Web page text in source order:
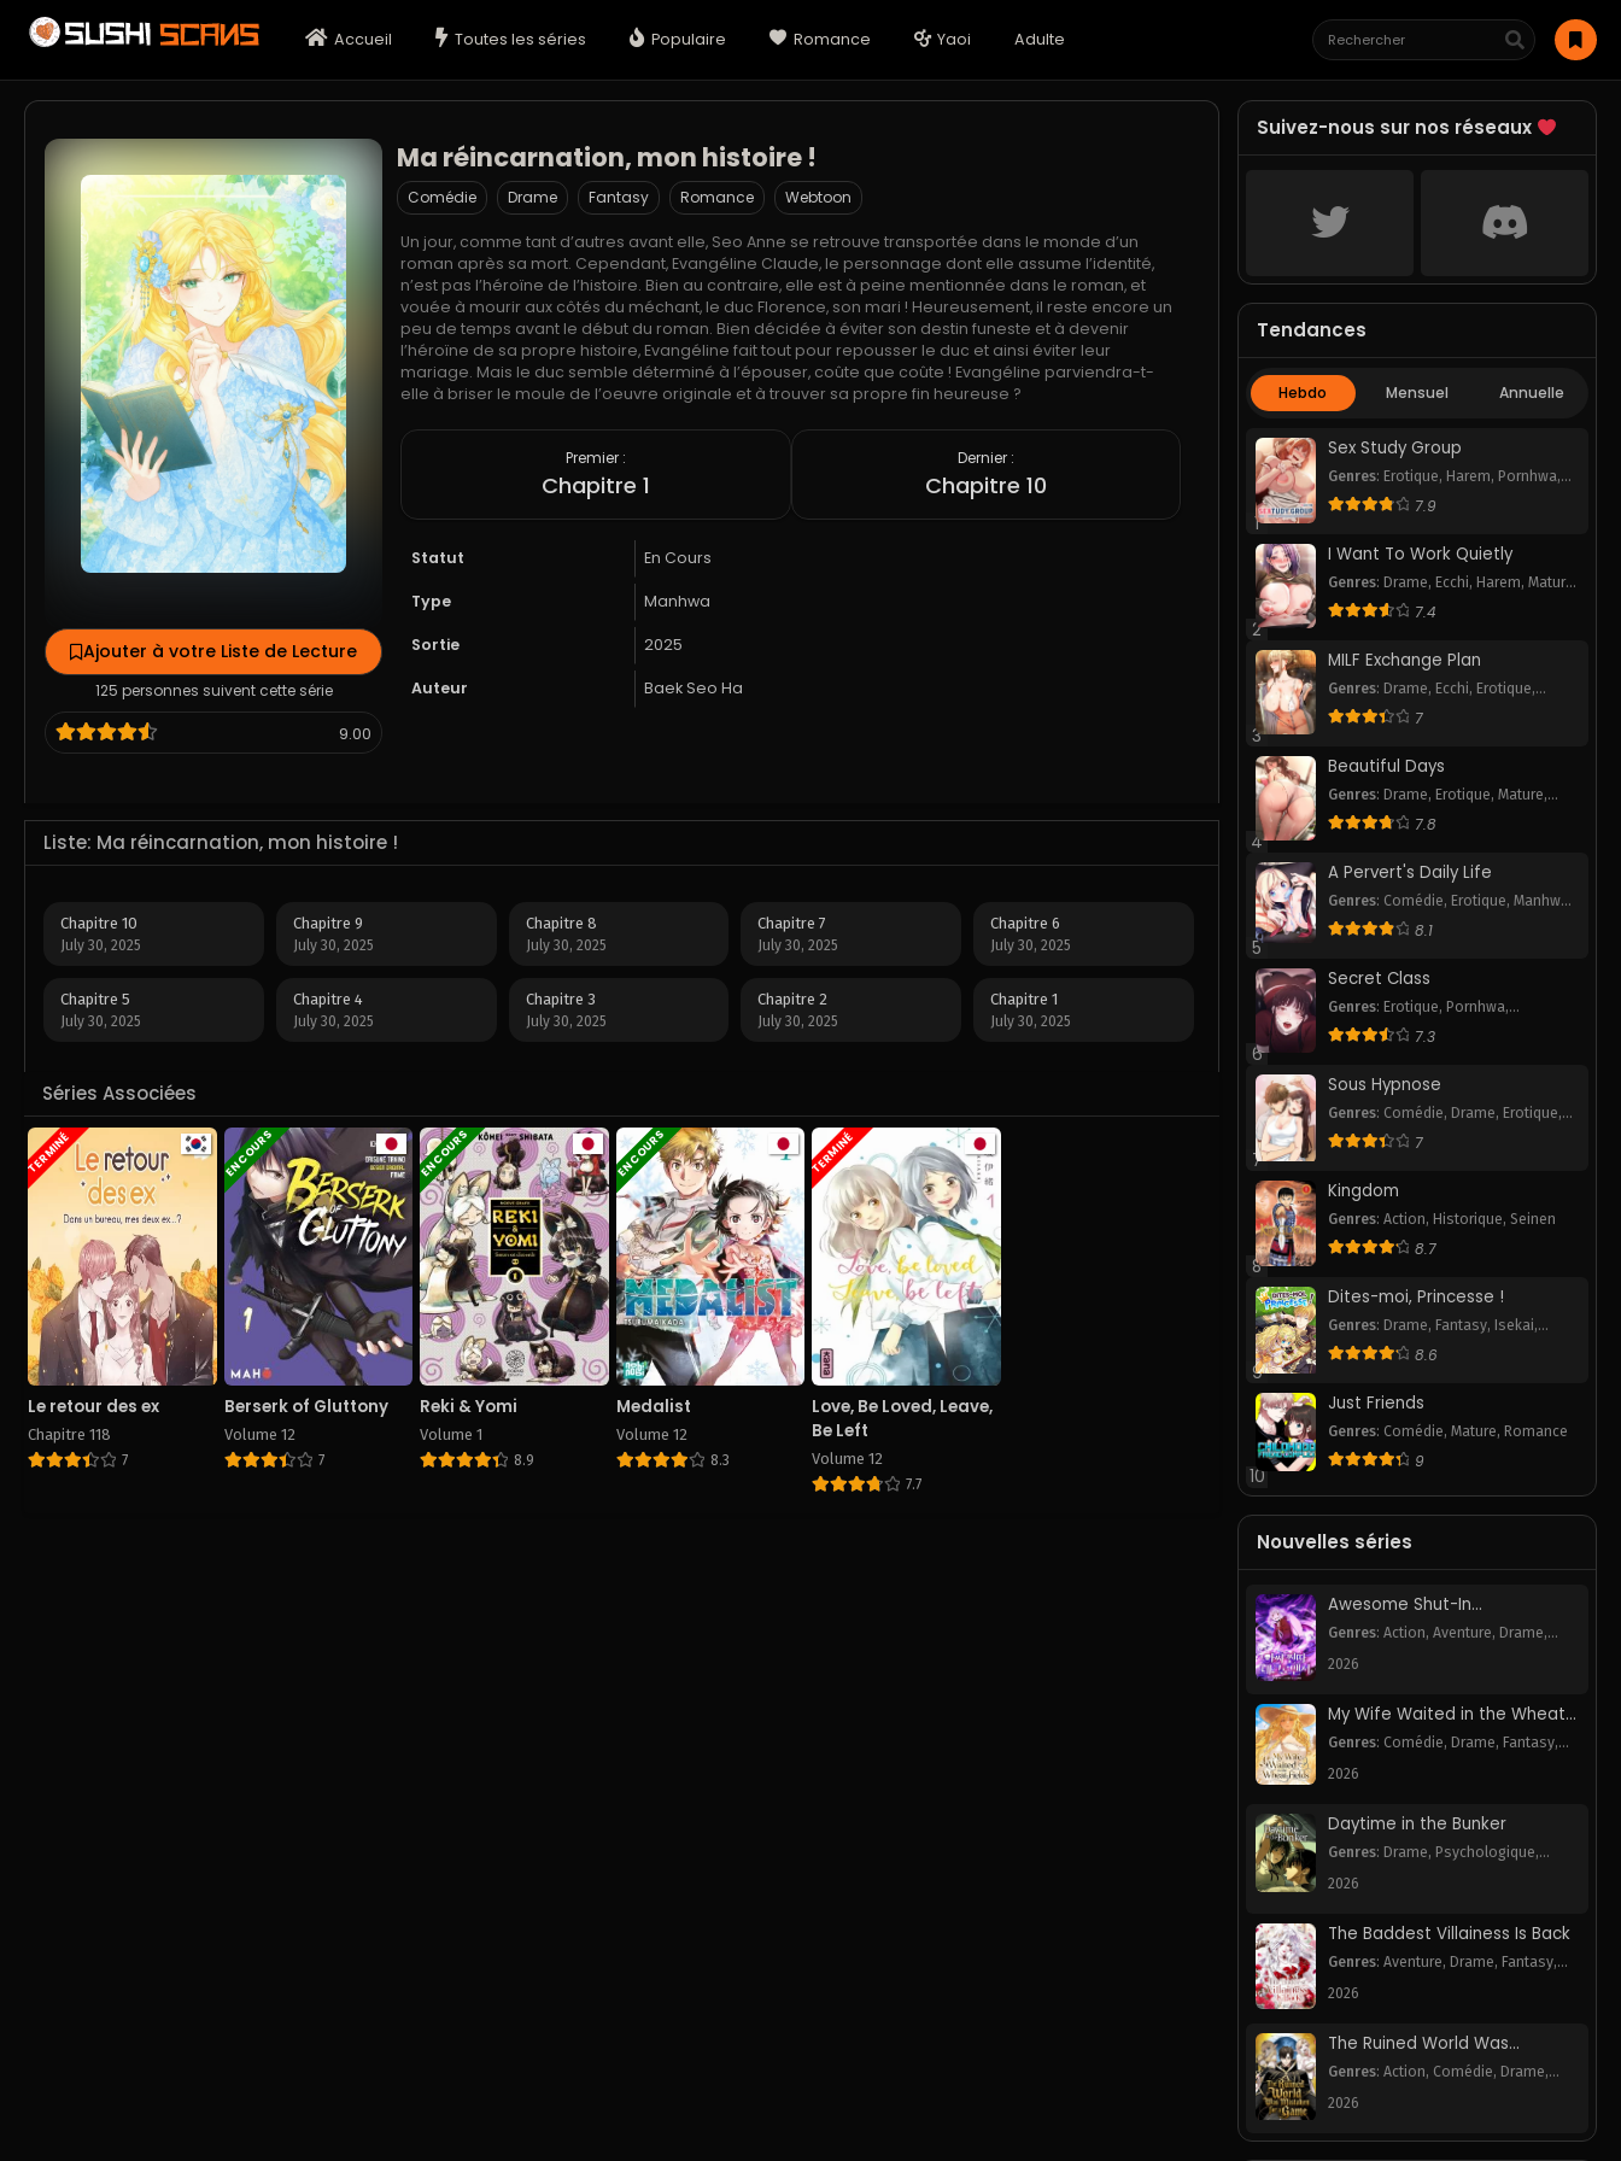
Accueil Toutes les séries Populaire Romance Yaoi Adulte
Ajouter à votre Liste de Lecture
125 personnes suivent cette série
9.00
Ma réincarnation, mon histoire !
Comédie Drame Fantasy Romance Webtoon
Un jour, comme tant d’autres avant elle, Seo Anne se retrouve transportée dans le monde d’un
roman après sa mort. Cependant, Evangéline Claude, le personnage dont elle assume l’identité,
n’est pas l’héroïne de l’histoire. Bien au contraire, elle est à peine mentionnée dans le roman, et
vouée à mourir aux côtés du méchant, le duc Florence, son mari ! Heureusement, il reste encore un
peu de temps avant le début du roman. Bien décidée à éviter son destin funeste et à devenir
l’héroïne de sa propre histoire, Evangéline fait tout pour repousser le duc et ainsi éviter leur
mariage. Mais le duc semble déterminé à l’épouser, coûte que coûte ! Evangéline parviendra-t-
elle à briser le moule de l’oeuvre originale et à trouver sa propre fin heureuse ?
Premier :
Chapitre 1
Dernier :
Chapitre 10
Statut En Cours
Type Manhwa
Sortie 2025
Auteur Baek Seo Ha
Liste: Ma réincarnation, mon histoire !
Chapitre 10
July 30, 2025
Chapitre 9
July 30, 2025
Chapitre 8
July 30, 2025
Chapitre 7
July 30, 2025
Chapitre 6
July 30, 2025
Chapitre 5
July 30, 2025
Chapitre 4
July 30, 2025
Chapitre 3
July 30, 2025
Chapitre 2
July 30, 2025
Chapitre 1
July 30, 2025
Séries Associées
TERMINÉ
Le retour des ex
Chapitre 118
7
EN COURS
Berserk of Gluttony
Volume 12
7
EN COURS
Reki & Yomi
Volume 1
8.9
EN COURS
Medalist
Volume 12
8.3
TERMINÉ
Love, Be Loved, Leave,
Be Left
Volume 12
7.7
Suivez-nous sur nos réseaux
Tendances
Hebdo Mensuel Annuelle
1
Sex Study Group
Genres: Erotique, Harem, Pornhwa,
Romance,School Life
7.9
2
I Want To Work Quietly
Genres: Drame, Ecchi, Harem,Mature,
Pornhwa,Romance
7.4
3
MILF Exchange Plan
Genres: Drame, Ecchi, Erotique,
Pornhwa,Romance
7
4
Beautiful Days
Genres: Drame, Erotique,Mature,
Pornhwa,Smut
7.8
5
A Pervert's Daily Life
Genres: Comédie, Erotique,Manhwa
P,Mature,Pornhwa
8.1
6
Secret Class
Genres: Erotique, Pornhwa,
Romance,Smut,
7.3
7
Sous Hypnose
Genres: Comédie, Drame, Erotique,
Pornhwa,Romance
7
8
Kingdom
Genres:Action, Historique,Seinen
8.7
9
Dites-moi, Princesse !
Genres: Drame, Fantasy, Isekai,
Romance,Webtoon
8.6
10
Just Friends
Genres: Comédie,Mature, Romance
9
Nouvelles séries
Awesome Shut-In
Necromancer
Genres:Action,Aventure, Drame,
Harem
2026
My Wife Waited in the Wheat
Fields
Genres: Comédie, Drame, Fantasy,
Romance
2026
Daytime in the Bunker
Genres: Drame, Psychologique,
Romance
2026
The Baddest Villainess Is Back
Genres:Aventure, Drame, Fantasy,
Romance
2026
The Ruined World Was
Mistaken for a Game
Genres:Action, Comédie, Drame,
Fantasy
2026